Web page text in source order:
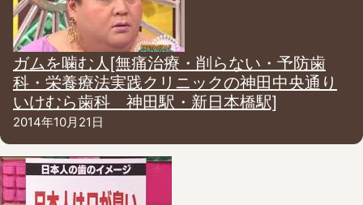
ガムを噛む人[無痛治療・削らない・予防歯
科・栄養療法実践クリニックの神田中央通り
いけむら歯科 神田駅・新日本橋駅]
2014年10月21日